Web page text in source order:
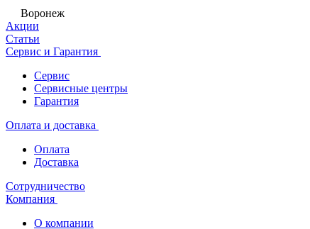
Воронеж
Акции
Статьи
Сервис и Гарантия
Сервис
Сервисные центры
Гарантия
Оплата и доставка
Оплата
Доставка
Сотрудничество
Компания
О компании